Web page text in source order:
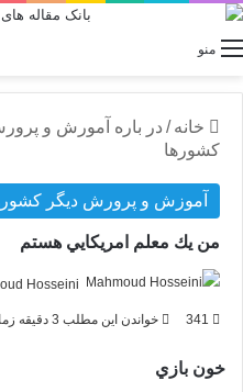
منو
خانه / در باره آمورش و
کشورها
آموزش و پرورش دیگر
من يك معلم امريكايي هستم
Hosseini
341 خواندن این مطلب 3 دقیقه زمان میبرد
خون‌ بازي